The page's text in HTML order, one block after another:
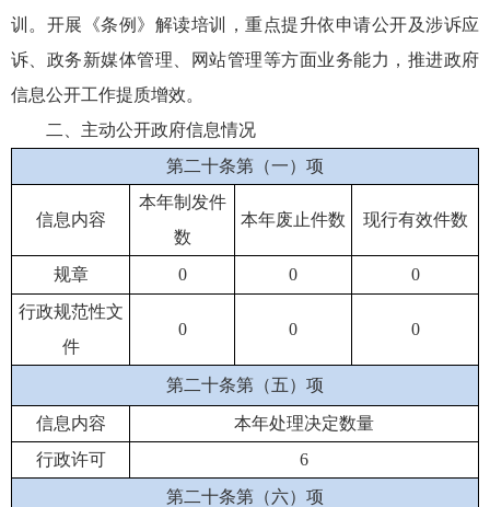
训。开展《条例》解读培训，重点提升依申请公开及涉诉应
诉、政务新媒体管理、网站管理等方面业务能力，推进政府
信息公开工作提质增效。
二、主动公开政府信息情况
第二十条第（一）项
信息内容
本年制发件
数
本年废止件数 现行有效件数
规章 0 0
0
行政规范性文
件
0 0 0
第二十条第（五）项
信息内容
本年处理决定数量
行政许可
6
第二十条第（六）项